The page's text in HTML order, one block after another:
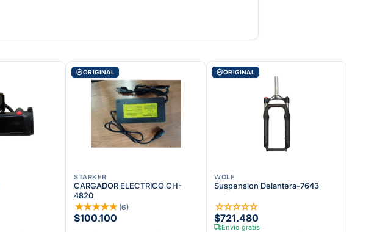
ORIGINAL
STARKER
CARGADOR ELECTRICO CH-
4820
★★★★★ (6)
$100.100
ORIGINAL
WOLF
Suspension Delantera-7643
☆☆☆☆☆
$721.480
Envío gratis